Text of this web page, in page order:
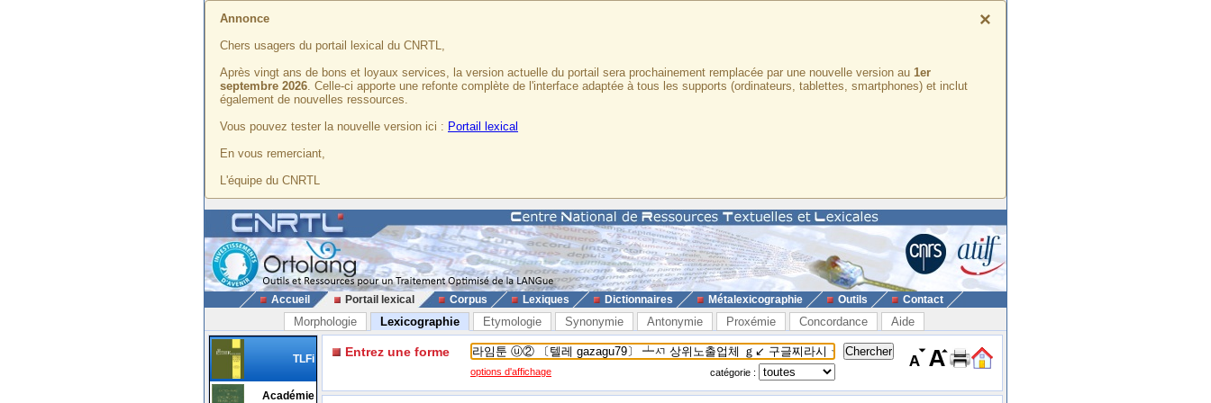
×
Annonce
Chers usagers du portail lexical du CNRTL,
Après vingt ans de bons et loyaux services, la version actuelle du portail sera prochainement remplacée par une nouvelle version au 1er
septembre 2026. Celle-ci apporte une refonte complète de l'interface adaptée à tous les supports (ordinateurs, tablettes, smartphones) et inclut
également de nouvelles ressources.
Vous pouvez tester la nouvelle version ici : Portail lexical
En vous remerciant,
L'équipe du CNRTL
Accueil Portail lexical Corpus Lexiques Dictionnaires Métalexicographie Outils Contact
Morphologie Lexicographie Etymologie Synonymie Antonymie Proxémie Concordance Aide
TLFi
Académie
Entrez une forme
options d'affichage catégorie :